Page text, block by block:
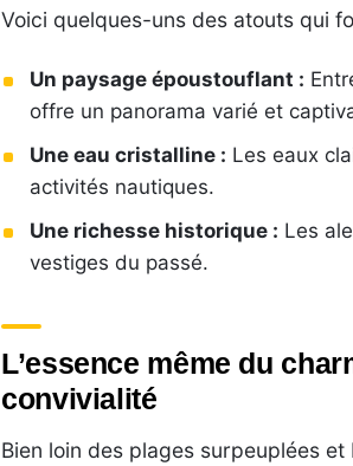
Voici quelques-uns des atouts qui
Un paysage époustouflant :
offre un panorama varié et
Une eau cristalline : Les eaux
activités nautiques.
Une richesse historique : Les
vestiges du passé.
L’essence même du
convivialité
Bien loin des plages surpeuplées